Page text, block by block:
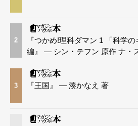
2
『つかめ!理科ダマン 1 「科学
編』 — シン・テフン 原作 ナ・
3 『王国』 — 湊かなえ 著